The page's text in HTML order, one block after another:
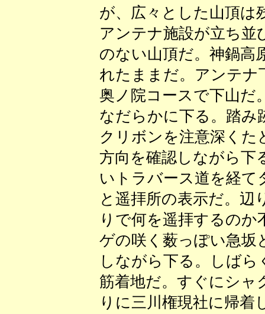
が、広々とした山頂は
アンテナ施設が立ち並
のない山頂だ。神鍋高
れたままだ。アンテナ
奥ノ院コースで下山だ
なだらかに下る。踏み
クリボンを注意深くた
方向を確認しながら下
いトラバース道を経て
と遥拝所の表示だ。辺
りで何を遥拝するの
ゲの咲く薮っぽい急坂
しながら下る。しば
筋着地だ。すぐにシャ
りに三川権現社に帰着